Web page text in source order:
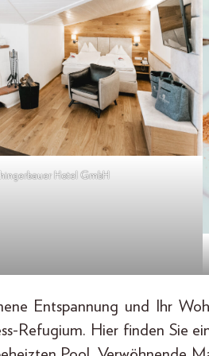
Hotel GmbH
Entspannung und Ihr
Refugium. Hier finden Sie